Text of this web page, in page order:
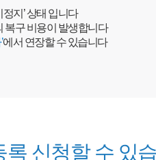
지’ 상태 입니다
복구 비용이 발생합니다
에서 연장할 수 있습니다
신청할 수 있